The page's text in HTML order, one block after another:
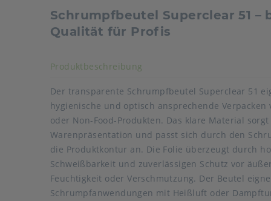
Schrumpfbeutel Superclear 51 –
Qualität für Profis
Produktbeschreibung
Der transparente Schrumpfbeutel Superclear 51
hygienische und optisch ansprechende Verpacken
oder Non-Food-Produkten. Das klare Material
Warenpräsentation und passt sich durch den
die Produktkontur an. Die Folie überzeugt durch
Schweißbarkeit und zuverlässigen Schutz vor
Feuchtigkeit oder Verschmutzung. Der Beutel
Schrumpfanwendungen mit Heißluft oder